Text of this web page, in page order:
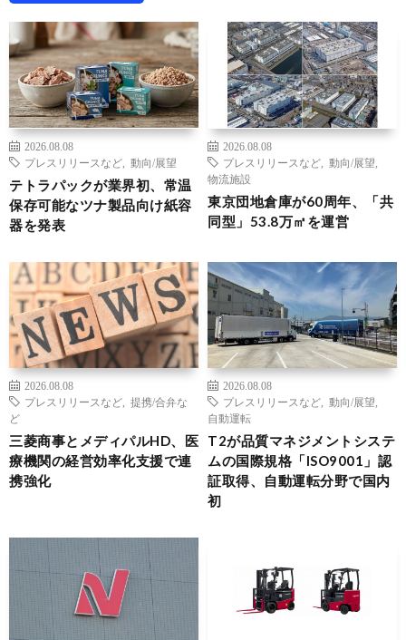
2026.08.08
プレスリリースなど
動向/展望
テトラパックが業界初、常温
保存可能なツナ製品向け紙容
器を発表
2026.08.08
プレスリリースなど
動向/展望
物流施設
東京団地倉庫が60周年、「共
同型」53.8万㎡を運営
2026.08.08
プレスリリースなど
提携/合弁な
ど
三菱商事とメディパルHD、医
療機関の経営効率化支援で連
携強化
2026.08.08
プレスリリースなど
動向/展望
自動運転
T2が品質マネジメントシステ
ムの国際規格「ISO9001」認
証取得、自動運転分野で国内
初